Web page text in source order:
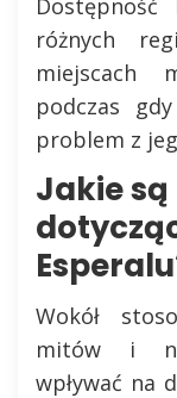
różnych
miejscach
podczas
problem z
Jakie
Wokół
mitów i
wpływać na